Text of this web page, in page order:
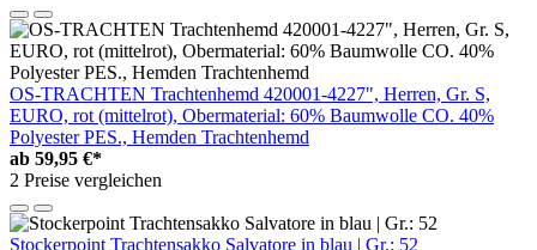
OS-TRACHTEN Trachtenhemd 420001-4227", Herren, Gr. S,
EURO, rot (mittelrot), Obermaterial: 60% Baumwolle CO. 40%
Polyester PES., Hemden Trachtenhemd
ab 59,95 €*
2 Preise vergleichen
Stockerpoint Trachtensakko Salvatore in blau | Gr.: 52